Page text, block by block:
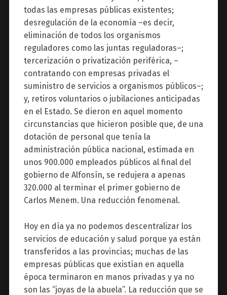
todas las empresas públicas existentes;
desregulación de la economía –es decir,
eliminación de todos los organismos
reguladores como las juntas reguladoras–;
tercerización o privatización periférica, –
contratando con empresas privadas el
suministro de servicios a organismos públicos–;
y, retiros voluntarios o jubilaciones anticipadas
en el Estado. Se dieron en aquel momento
circunstancias que hicieron posible que, de una
dotación de personal que tenía la
administración pública nacional, estimada en
unos 900.000 empleados públicos al final del
gobierno de Alfonsín, se redujera a apenas
320.000 al terminar el primer gobierno de
Carlos Menem. Una reducción fenomenal.
Hoy en día ya no podemos descentralizar los
servicios de educación y salud porque ya están
transferidos a las provincias; muchas de las
empresas públicas que existían en aquella
época terminaron en manos privadas y ya no
son las “joyas de la abuela”. La reducción que se